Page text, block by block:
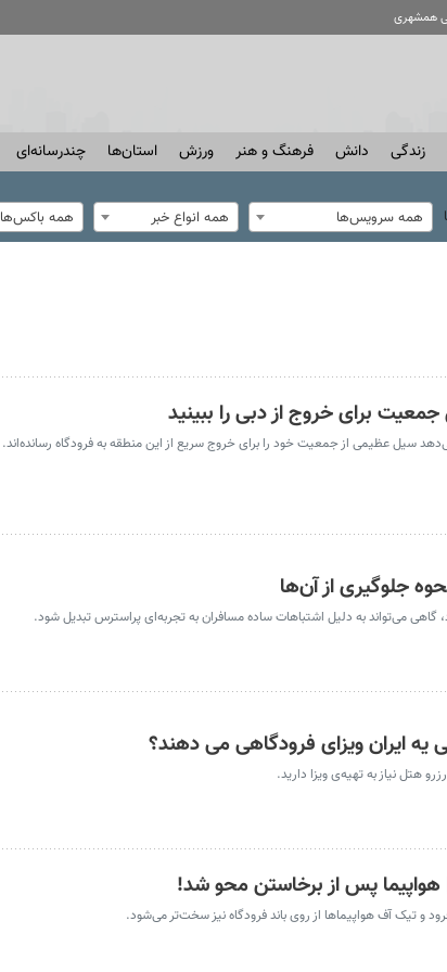
همشهری
زندگی دانش فرهنگ و هنر ورزش استان‌ها چندرسانه‌ای
همه سرویس‌ها همه انواع خبر همه باکس‌ها
برای خروج از دبی را ببینید
سیل عظیمی از جمعیت خود را برای خروج سریع از این منطقه به فرودگاه رسانده‌اند.
جلوگیری از آن‌ها
گاهی می‌تواند به دلیل اشتباهات ساده مسافران به تجربه‌ای پراسترس تبدیل شود.
ایران ویزای فرودگاهی می دهند؟
هتل نیاز به تهیه‌ی ویزا دارید.
و تیک آف هواپیماها از روی باند فرودگاه نیز سخت‌تر می‌شود.